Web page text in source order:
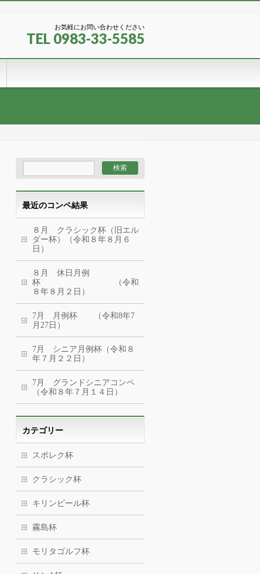
お気軽にお問い合わせください
TEL 0983-33-5585
最近のコンペ結果
８月 クラシック杯（旧エル
ダー杯）（令和８年８月６
日）
８月 休日月例
杯 （令和
８年８月２日）
7月 月例杯 （令和8年7
月27日）
7月 シニア月例杯（令和８
年７月２２日）
7月 グランドシニアコンペ
（令和８年７月１４日）
カテゴリー
スポレク杯
クラシック杯
キリンビール杯
霧島杯
モリタゴルフ杯